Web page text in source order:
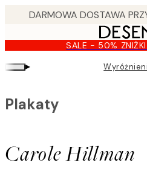
content.
SALE - 50%
▸
Carole Hillman
Plakaty